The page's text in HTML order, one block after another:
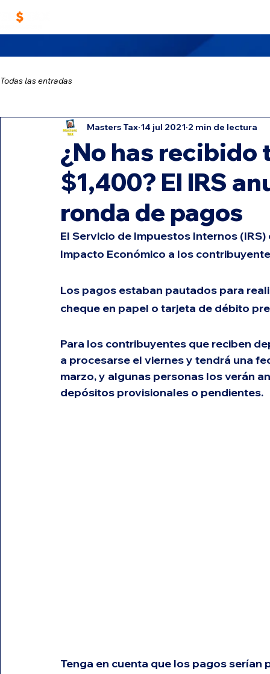
Todas las entradas
¿No has recibido
$1,400? El IRS
ronda de pagos
Masters Tax 14 jul 2021 2 min de lectura
El Servicio de Impuestos Internos
Impacto Económico a los
Los pagos estaban pautados para
cheque en papel o tarjeta de débito
Para los contribuyentes que reciben
a procesarse el viernes y tendrá una
marzo, y algunas personas los verán
depósitos provisionales o pendientes.
Tenga en cuenta que los pagos